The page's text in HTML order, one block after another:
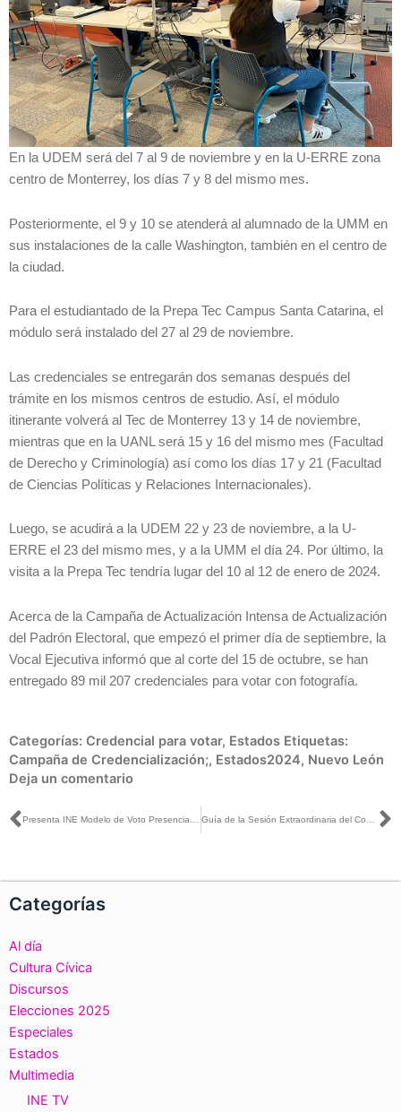
En la UDEM será del 7 al 9 de noviembre y en la U-ERRE zona
centro de Monterrey, los días 7 y 8 del mismo mes.
Posteriormente, el 9 y 10 se atenderá al alumnado de la UMM en
sus instalaciones de la calle Washington, también en el centro de
la ciudad.
Para el estudiantado de la Prepa Tec Campus Santa Catarina, el
módulo será instalado del 27 al 29 de noviembre.
Las credenciales se entregarán dos semanas después del
trámite en los mismos centros de estudio. Así, el módulo
itinerante volverá al Tec de Monterrey 13 y 14 de noviembre,
mientras que en la UANL será 15 y 16 del mismo mes (Facultad
de Derecho y Criminología) así como los días 17 y 21 (Facultad
de Ciencias Políticas y Relaciones Internacionales).
Luego, se acudirá a la UDEM 22 y 23 de noviembre, a la U-
ERRE el 23 del mismo mes, y a la UMM el día 24. Por último, la
visita a la Prepa Tec tendría lugar del 10 al 12 de enero de 2024.
Acerca de la Campaña de Actualización Intensa de Actualización
del Padrón Electoral, que empezó el primer día de septiembre, la
Vocal Ejecutiva informó que al corte del 15 de octubre, se han
entregado 89 mil 207 credenciales para votar con fotografía.
Categorías: Credencial para votar, Estados Etiquetas:
Campaña de Credencialización;, Estados2024, Nuevo León
Deja un comentario
Ant Presenta INE Modelo de Voto Presencial para el sufragio extraterritorial Guía de la Sesión Extraordinaria del Consejo General, 24 de octubre de 2023
Categorías
Al día
Cultura Cívica
Discursos
Elecciones 2025
Especiales
Estados
Multimedia
INE TV